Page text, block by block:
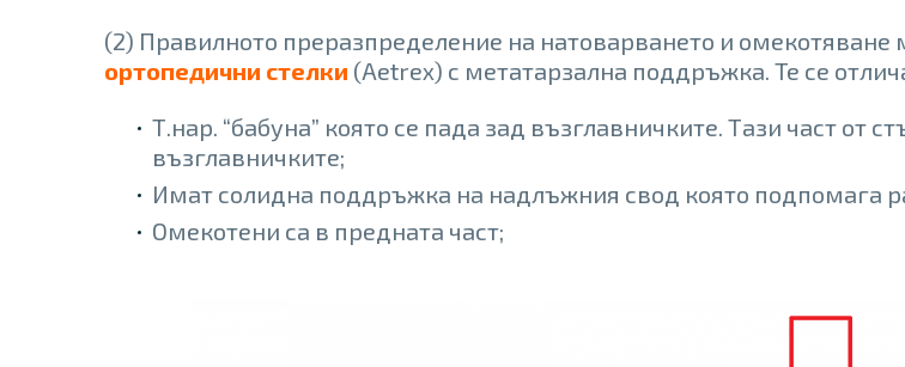
(2) Правилното преразпределение на натоварването и омекотяване
ортопедични стелки (Aetrex) с метатарзална поддръжка. Те се
Т.нар. “бабуна” която се пада зад възглавничките. Тази част от
възглавничките;
Имат солидна поддръжка на надлъжния свод която подпомага
Омекотени са в предната част;